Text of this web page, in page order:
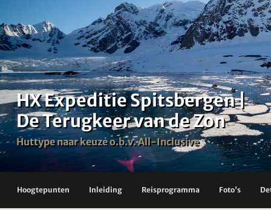
HX Expeditie Spitsbergen |
De Terugkeer van de Zon
Huttype naar keuze o.b.v. All-Inclusive
Hoogtepunten Inleiding Reisprogramma Foto's